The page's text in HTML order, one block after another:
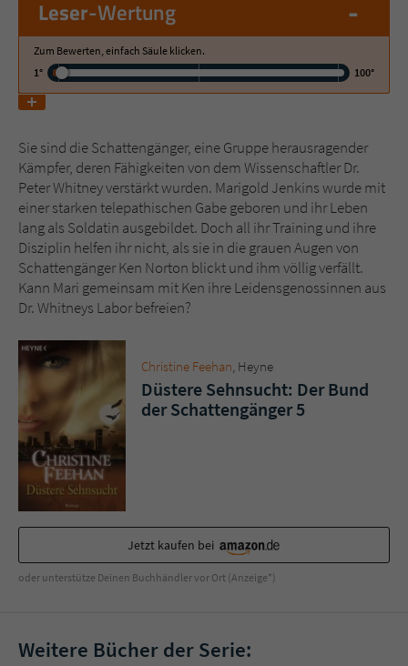
Leser-Wertung -
Zum Bewerten, einfach Säule klicken.
1°
100°
Sie sind die Schattengänger, eine Gruppe herausragender
Kämpfer, deren Fähigkeiten von dem Wissenschaftler Dr.
Peter Whitney verstärkt wurden. Marigold Jenkins wurde mit
einer starken telepathischen Gabe geboren und ihr Leben
lang als Soldatin ausgebildet. Doch all ihr Training und ihre
Disziplin helfen ihr nicht, als sie in die grauen Augen von
Schattengänger Ken Norton blickt und ihm völlig verfällt.
Kann Mari gemeinsam mit Ken ihre Leidensgenossinnen aus
Dr. Whitneys Labor befreien?
Christine Feehan, Heyne
Düstere Sehnsucht: Der Bund
der Schattengänger 5
Jetzt kaufen bei
oder unterstütze Deinen Buchhändler vor Ort (Anzeige*)
Weitere Bücher der Serie:
Name tx_pwcomments_ahash
Anbieter Literatur-Couch Medien GmbH & Co. KG
Zweck Cookie für Kommentare einzelner Buchtitel
Name fe_typo_user
Anbieter Literatur-Couch Medien GmbH & Co. KG
Laufzeit Session
Zweck
Kommunikation der Webseite mit dem
Benutzer. Es wird benötigt um z. B. den
Sicherheitscode des Kontaktformulars zu